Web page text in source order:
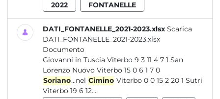
2022
FONTANELLE
DATI_FONTANELLE_2021-2023.xlsx Scarica
DATI_FONTANELLE_2021-2023.xlsx
Documento
Giovanni in Tuscia Viterbo 9 3 11 4 7 1 San
Lorenzo Nuovo Viterbo 15 0 6 1 7 0
Soriano...nel Cimino Viterbo 0 0 15 2 20 1 Sutri
Viterbo 19 6 12...